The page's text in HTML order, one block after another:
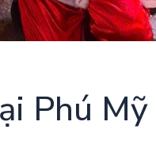
Phú Mỹ